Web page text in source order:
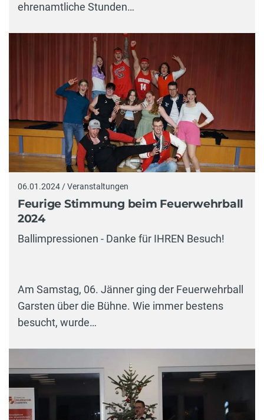
ehrenamtliche Stunden…
06.01.2024 / Veranstaltungen
Feurige Stimmung beim Feuerwehrball
2024
Ballimpressionen - Danke für IHREN Besuch!
Am Samstag, 06. Jänner ging der Feuerwehrball
Garsten über die Bühne. Wie immer bestens
besucht, wurde…